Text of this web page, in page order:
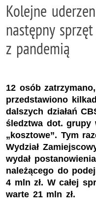
Kolejne
następny
z pandemią
12 osób
przedstawiono
dalszych działań
śledztwa dot. grupy
„kosztowe”. Tym
Wydział
wydał
należącego do
4 mln zł. W całej
warte 21 mln zł.